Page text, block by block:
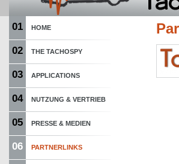
01 HOME
02 THE TACHOSPY
03 APPLICATIONS
04 NUTZUNG & VERTRIEB
05 PRESSE & MEDIEN
06 PARTNERLINKS